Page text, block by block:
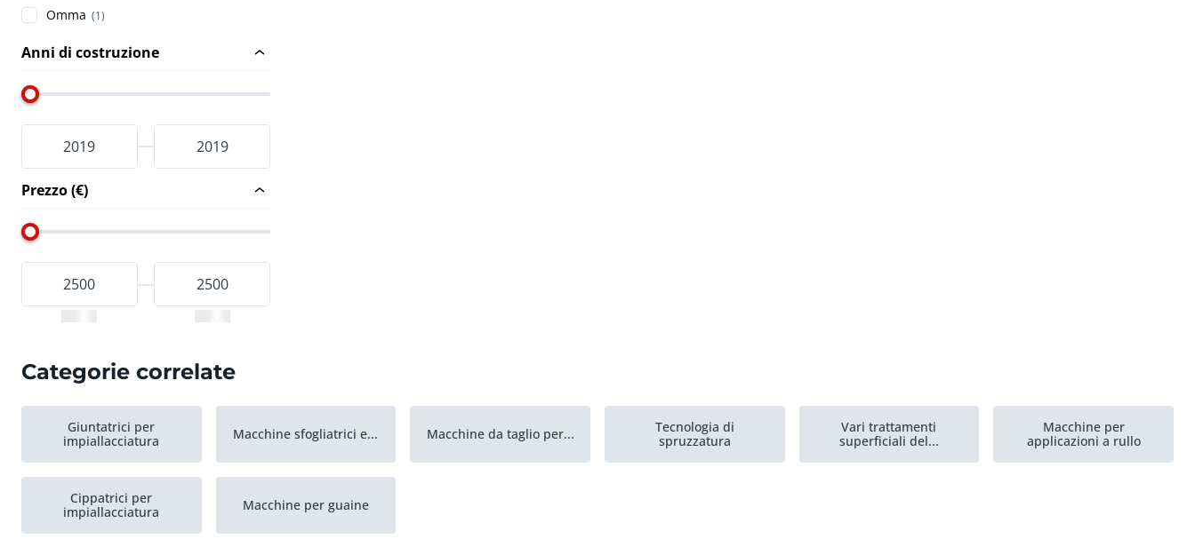
Omma (1)
Anni di costruzione
Prezzo (€)
Categorie correlate
Giuntatrici per
impiallacciatura
Macchine sfogliatrici e... Macchine da taglio per...
Tecnologia di
spruzzatura
Vari trattamenti
superficiali del...
Macchine per
applicazioni a rullo
Cippatrici per
impiallacciatura
Macchine per guaine